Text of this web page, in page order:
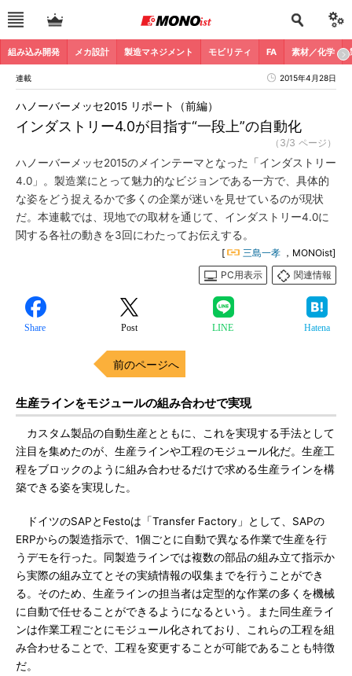
組み込み開発 メカ設計 製造マネジメント モビリティ FA 素材／化学
連載 2015年4月28日
インダストリー4.0が目指す“一段上”の自動化
ハノーバーメッセ2015 リポート（前編）
（3/3 ページ）
ハノーバーメッセ2015のメインテーマとなった「インダストリー
4.0」。製造業にとって魅力的なビジョンである一方で、具体的
な姿をどう捉えるかで多くの企業が迷いを見せているのが現状
だ。本連載では、現地での取材を通じて、インダストリー4.0に
関する各社の動きを3回にわたってお伝えする。
[ 三島一孝 ，MONOist]
PC用表示
関連情報
Share Post LINE Hatena
前のページへ
生産ラインをモジュールの組み合わせで実現
カスタム製品の自動生産とともに、これを実現する手法として
注目を集めたのが、生産ラインや工程のモジュール化だ。生産工
程をブロックのように組み合わせるだけで求める生産ラインを構
築できる姿を実現した。
ドイツのSAPとFestoは「Transfer Factory」として、SAPの
ERPからの製造指示で、1個ごとに自動で異なる作業で生産を行
うデモを行った。同製造ラインでは複数の部品の組み立て指示か
ら実際の組み立てとその実績情報の収集までを行うことができ
る。そのため、生産ラインの担当者は定型的な作業の多くを機械
に自動で任せることができるようになるという。また同生産ライ
ンは作業工程ごとにモジュール化されており、これらの工程を組
み合わせることで、工程を変更することが可能であることも特徴
だ。